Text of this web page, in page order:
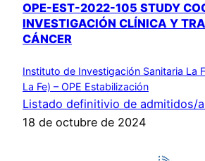
OPE-EST-2022-105 STUDY
INVESTIGACIÓN CLÍNICA Y
CÁNCER
Instituto de Investigación Sanitaria La
La Fe) – OPE Estabilización
Listado definitivio de admitidos/
18 de octubre de 2024